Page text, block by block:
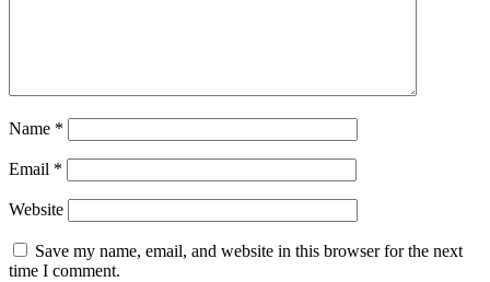
Name *
Email *
Website
Save my name, email, and website in this browser for the next
time I comment.